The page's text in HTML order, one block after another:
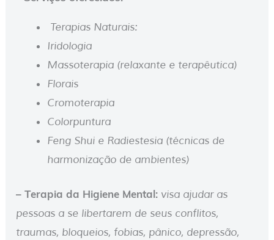
Terapias Naturais:
Iridologia
Massoterapia (relaxante e terapêutica)
Florais
Cromoterapia
Colorpuntura
Feng Shui e Radiestesia (técnicas de
harmonização de ambientes)
– Terapia da Higiene Mental: visa ajudar as
pessoas a se libertarem de seus conflitos,
traumas, bloqueios, fobias, pânico, depressão,